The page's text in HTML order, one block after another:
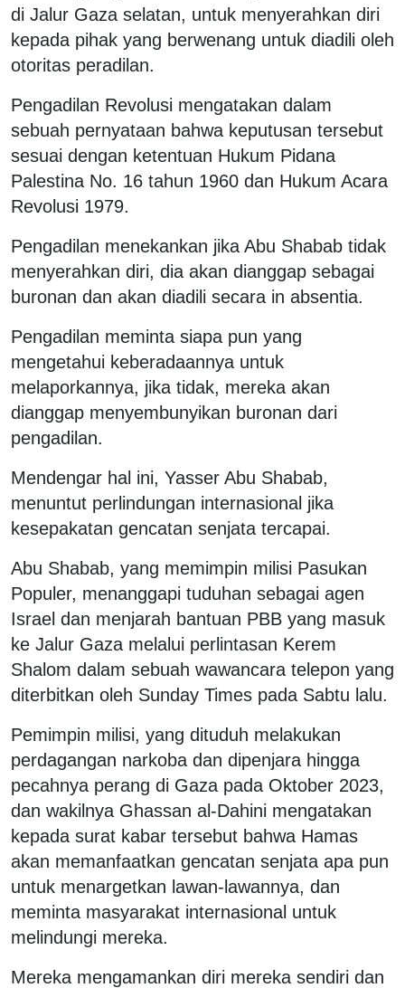
di Jalur Gaza selatan, untuk menyerahkan diri
kepada pihak yang berwenang untuk diadili oleh
otoritas peradilan.
Pengadilan Revolusi mengatakan dalam
sebuah pernyataan bahwa keputusan tersebut
sesuai dengan ketentuan Hukum Pidana
Palestina No. 16 tahun 1960 dan Hukum Acara
Revolusi 1979.
Pengadilan menekankan jika Abu Shabab tidak
menyerahkan diri, dia akan dianggap sebagai
buronan dan akan diadili secara in absentia.
Pengadilan meminta siapa pun yang
mengetahui keberadaannya untuk
melaporkannya, jika tidak, mereka akan
dianggap menyembunyikan buronan dari
pengadilan.
Mendengar hal ini, Yasser Abu Shabab,
menuntut perlindungan internasional jika
kesepakatan gencatan senjata tercapai.
Abu Shabab, yang memimpin milisi Pasukan
Populer, menanggapi tuduhan sebagai agen
Israel dan menjarah bantuan PBB yang masuk
ke Jalur Gaza melalui perlintasan Kerem
Shalom dalam sebuah wawancara telepon yang
diterbitkan oleh Sunday Times pada Sabtu lalu.
Pemimpin milisi, yang dituduh melakukan
perdagangan narkoba dan dipenjara hingga
pecahnya perang di Gaza pada Oktober 2023,
dan wakilnya Ghassan al-Dahini mengatakan
kepada surat kabar tersebut bahwa Hamas
akan memanfaatkan gencatan senjata apa pun
untuk menargetkan lawan-lawannya, dan
meminta masyarakat internasional untuk
melindungi mereka.
Mereka mengamankan diri mereka sendiri dan